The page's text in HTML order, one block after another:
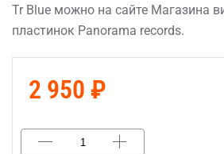
Tr Blue можно на сайте Магазина
пластинок Panorama records.
2 950 ₽